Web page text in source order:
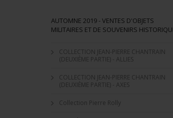
AUTOMNE 2019 - VENTES D'OBJETS
MILITAIRES ET DE SOUVENIRS
COLLECTION JEAN-PIERRE CHANTRAIN
(DEUXIÈME PARTIE) - ALLIES
COLLECTION JEAN-PIERRE CHANTRAIN
(DEUXIÈME PARTIE) - AXES
Collection Pierre Rolly